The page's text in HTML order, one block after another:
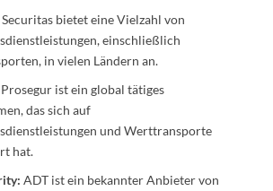
Securitas bietet eine Vielzahl von
einschließlich
in vielen Ländern an.
Prosegur ist ein global tätiges
das sich auf
und Werttransporte
hat.
ADT ist ein bekannter Anbieter von